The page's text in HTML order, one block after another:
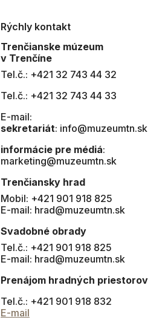
Rýchly kontakt
Trenčianske múzeum
v Trenčíne
Tel.č.: +421 32 743 44 32
Tel.č.: +421 32 743 44 33
E-mail:
sekretariát: info@muzeumtn.sk
informácie pre médiá:
marketing@muzeumtn.sk
Trenčiansky hrad
Mobil: +421 901 918 825
E-mail: hrad@muzeumtn.sk
Svadobné obrady
Tel.č.: +421 901 918 825
E-mail: hrad@muzeumtn.sk
Prenájom hradných priestorov
Tel.č.: +421 901 918 832
E-mail